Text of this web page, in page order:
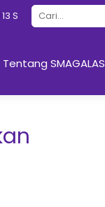
Tentang SMAGALAS